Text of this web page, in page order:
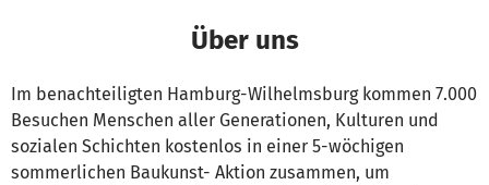
Über uns
Im benachteiligten Hamburg-Wilhelmsburg kommen 7.000
Besuchen Menschen aller Generationen, Kulturen und
sozialen Schichten kostenlos in einer 5-wöchigen
sommerlichen Baukunst- Aktion zusammen, um